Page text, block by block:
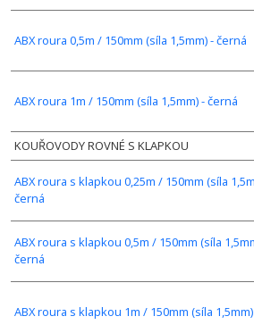
ABX roura 0,5m / 150mm (síla 1,5mm) - černá
ABX roura 1m / 150mm (síla 1,5mm) - černá
KOUŘOVODY ROVNÉ S KLAPKOU
ABX roura s klapkou 0,25m / 150mm (síla
černá
ABX roura s klapkou 0,5m / 150mm (síla
černá
ABX roura s klapkou 1m / 150mm (síla